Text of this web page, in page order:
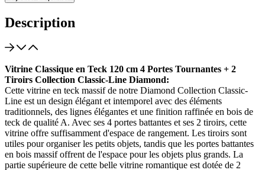
Description
Vitrine Classique en Teck 120 cm 4 Portes Tournantes + 2
Tiroirs Collection Classic-Line Diamond:
Cette vitrine en teck massif de notre Diamond Collection Classic-
Line est un design élégant et intemporel avec des éléments
traditionnels, des lignes élégantes et une finition raffinée en bois de
teck de qualité A. Avec ses 4 portes battantes et ses 2 tiroirs, cette
vitrine offre suffisamment d'espace de rangement. Les tiroirs sont
utiles pour organiser les petits objets, tandis que les portes battantes
en bois massif offrent de l'espace pour les objets plus grands. La
partie supérieure de cette belle vitrine romantique est dotée de 2